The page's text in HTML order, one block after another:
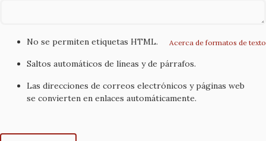
Acerca de formatos de texto
No se permiten etiquetas HTML.
Saltos automáticos de líneas y de párrafos.
Las direcciones de correos electrónicos y páginas web
se convierten en enlaces automáticamente.